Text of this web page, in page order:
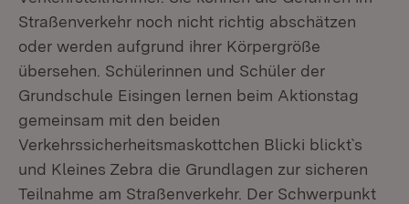
Straßenverkehr noch nicht richtig abschätzen
oder werden aufgrund ihrer Körpergröße
übersehen. Schülerinnen und Schüler der
Grundschule Eisingen lernen beim Aktionstag
gemeinsam mit den beiden
Verkehrssicherheitsmaskottchen Blicki blickt`s
und Kleines Zebra die Grundlagen zur sicheren
Teilnahme am Straßenverkehr. Der Schwerpunkt